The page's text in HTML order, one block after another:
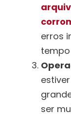
erros
ser